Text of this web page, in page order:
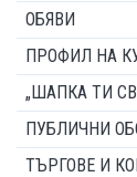
ОБЯВИ
ПРОФИЛ НА
„ШАПКА ТИ
ПУБЛИЧНИ
ТЪРГОВЕ И